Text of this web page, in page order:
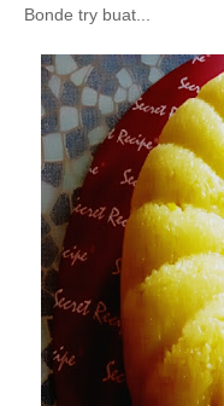
Bonde try buat...